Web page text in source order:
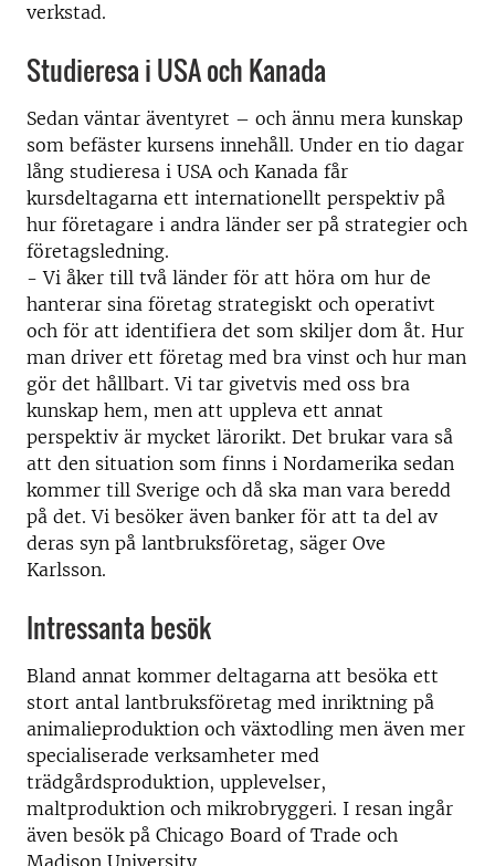
verkstad.
Studieresa i USA och Kanada
Sedan väntar äventyret – och ännu mera kunskap
som befäster kursens innehåll. Under en tio dagar
lång studieresa i USA och Kanada får
kursdeltagarna ett internationellt perspektiv på
hur företagare i andra länder ser på strategier och
företagsledning.
- Vi åker till två länder för att höra om hur de
hanterar sina företag strategiskt och operativt
och för att identifiera det som skiljer dom åt. Hur
man driver ett företag med bra vinst och hur man
gör det hållbart. Vi tar givetvis med oss bra
kunskap hem, men att uppleva ett annat
perspektiv är mycket lärorikt. Det brukar vara så
att den situation som finns i Nordamerika sedan
kommer till Sverige och då ska man vara beredd
på det. Vi besöker även banker för att ta del av
deras syn på lantbruksföretag, säger Ove
Karlsson.
Intressanta besök
Bland annat kommer deltagarna att besöka ett
stort antal lantbruksföretag med inriktning på
animalieproduktion och växtodling men även mer
specialiserade verksamheter med
trädgårdsproduktion, upplevelser,
maltproduktion och mikrobryggeri. I resan ingår
även besök på Chicago Board of Trade och
Madison University.